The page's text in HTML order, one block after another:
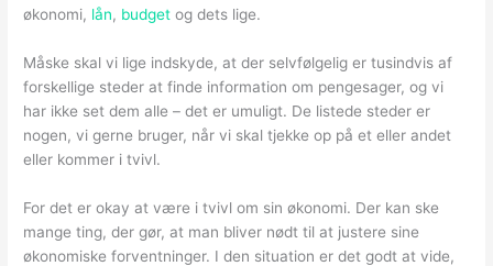
økonomi, lån, budget og dets lige.
Måske skal vi lige indskyde, at der selvfølgelig er tusindvis af
forskellige steder at finde information om pengesager, og vi
har ikke set dem alle – det er umuligt. De listede steder er
nogen, vi gerne bruger, når vi skal tjekke op på et eller andet
eller kommer i tvivl.
For det er okay at være i tvivl om sin økonomi. Der kan ske
mange ting, der gør, at man bliver nødt til at justere sine
økonomiske forventninger. I den situation er det godt at vide,